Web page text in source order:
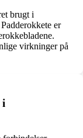
brugt i
er
virkninger på
i